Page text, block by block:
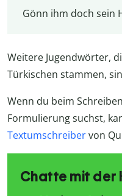
Gönn ihm doch sein
Weitere Jugendwörter,
Türkischen stammen,
Wenn du beim
Formulierung suchst,
Textumschreibervon
Chatte mit der